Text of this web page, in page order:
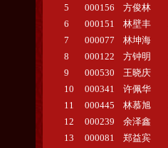
5
000156 方俊林
6
000151 林壁丰
7
000077 林坤海
8
000122 方钟明
9
000530 王晓庆
10
000341 许佩华
11
000445 林慕旭
12
000239 余泽鑫
13
000081 郑益宾